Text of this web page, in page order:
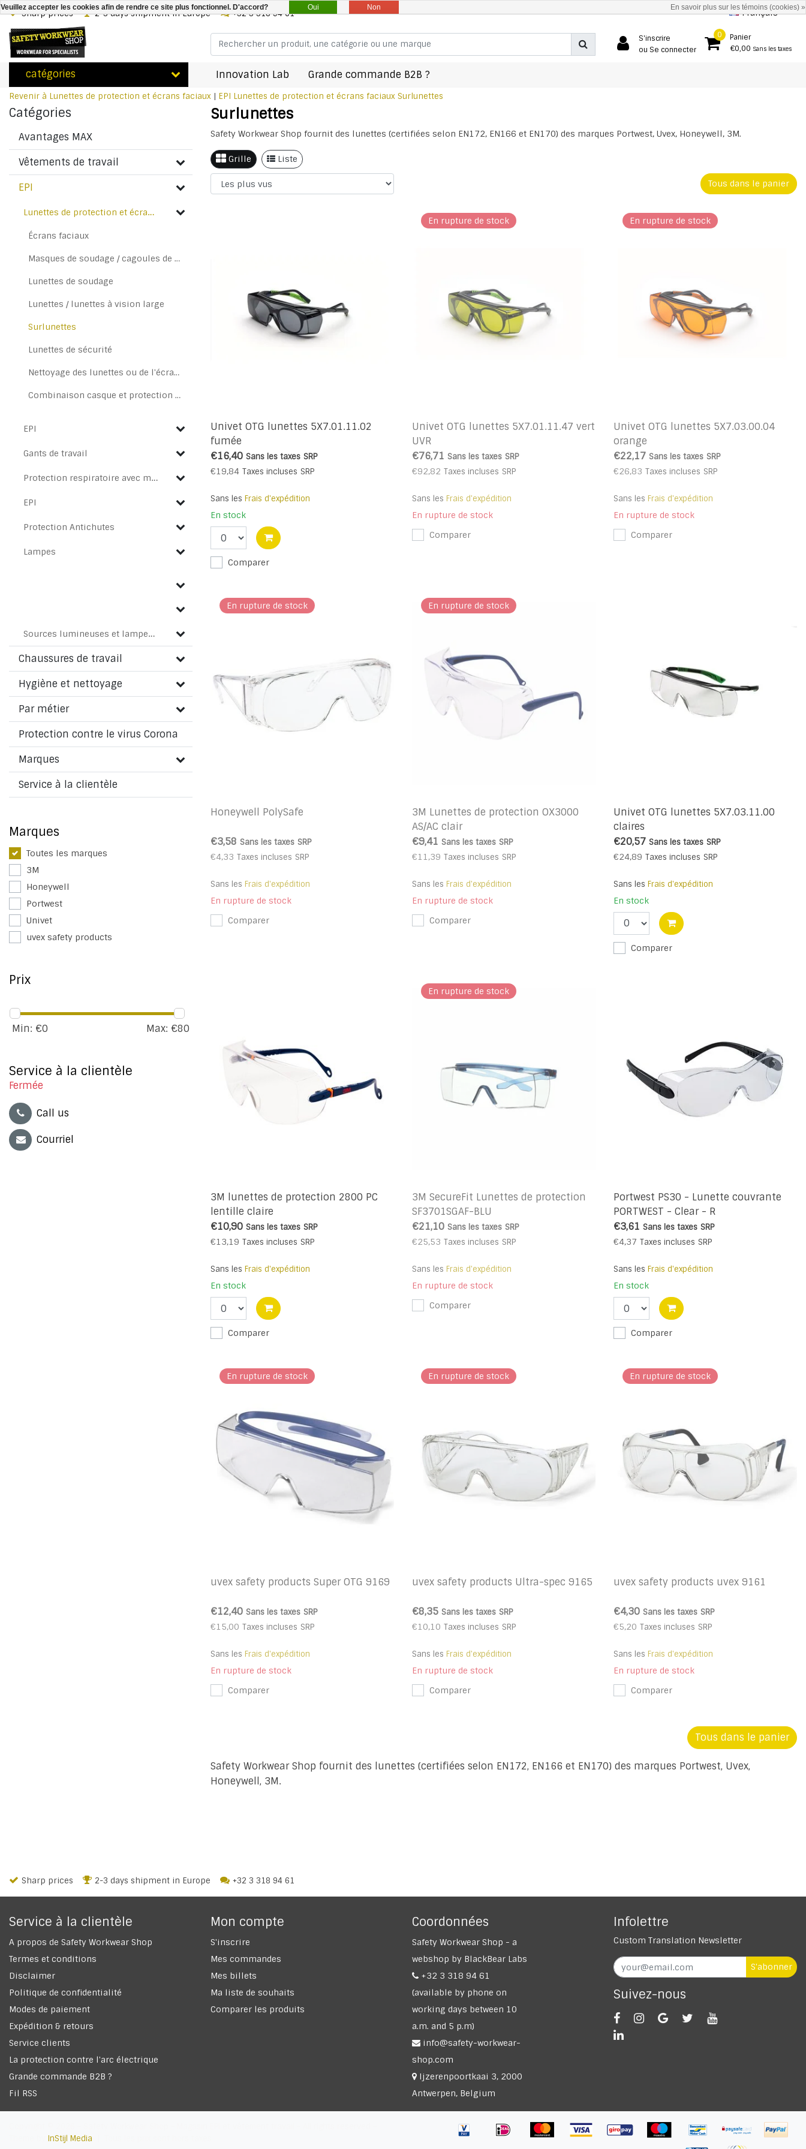
Sharp prices 2-3 days shipment in Europe +32 3 318 94 61 Français
S'inscrire
ou Se connecter
0
Panier
€0,00 Sans les taxes
catégories Innovation Lab Grande commande B2B ?
Revenir à Lunettes de protection et écrans faciaux | EPI Lunettes de protection et écrans faciaux Surlunettes
Catégories
Avantages MAX
Vêtements de travail
EPI
Lunettes de protection et écrans faciaux
Écrans faciaux
Masques de soudage / cagoules de soudage
Lunettes de soudage
Lunettes / lunettes à vision large
Surlunettes
Lunettes de sécurité
Nettoyage des lunettes ou de l'écran et des accessoires
Combinaison casque et protection oculaire
EPI
Gants de travail
Protection respiratoire avec masques buccaux et masques faciaux
EPI
Protection Antichutes
Lampes
Sources lumineuses et lampes de poche
Chaussures de travail
Hygiène et nettoyage
Par métier
Protection contre le virus Corona
Marques
Service à la clientèle
Marques
Toutes les marques
3M
Honeywell
Portwest
Univet
uvex safety products
Prix
Min: €0 Max: €80
Service à la clientèle
Fermée
Call us
Courriel
Surlunettes
Safety Workwear Shop fournit des lunettes (certifiées selon EN172, EN166 et EN170) des marques Portwest, Uvex, Honeywell, 3M.
Grille Liste
Tous dans le panier
Univet OTG lunettes 5X7.01.11.02
fumée
€16,40 Sans les taxes SRP
€19,84 Taxes incluses SRP
Sans les Frais d'expédition
En stock
Comparer
En rupture de stock
Univet OTG lunettes 5X7.01.11.47 vert
UVR
€76,71 Sans les taxes SRP
€92,82 Taxes incluses SRP
Sans les Frais d'expédition
En rupture de stock
Comparer
En rupture de stock
Univet OTG lunettes 5X7.03.00.04
orange
€22,17 Sans les taxes SRP
€26,83 Taxes incluses SRP
Sans les Frais d'expédition
En rupture de stock
Comparer
En rupture de stock
Honeywell PolySafe
€3,58 Sans les taxes SRP
€4,33 Taxes incluses SRP
Sans les Frais d'expédition
En rupture de stock
Comparer
En rupture de stock
3M Lunettes de protection OX3000
AS/AC clair
€9,41 Sans les taxes SRP
€11,39 Taxes incluses SRP
Sans les Frais d'expédition
En rupture de stock
Comparer
Univet OTG lunettes 5X7.03.11.00
claires
€20,57 Sans les taxes SRP
€24,89 Taxes incluses SRP
Sans les Frais d'expédition
En stock
Comparer
3M lunettes de protection 2800 PC
lentille claire
€10,90 Sans les taxes SRP
€13,19 Taxes incluses SRP
Sans les Frais d'expédition
En stock
Comparer
En rupture de stock
3M SecureFit Lunettes de protection
SF3701SGAF-BLU
€21,10 Sans les taxes SRP
€25,53 Taxes incluses SRP
Sans les Frais d'expédition
En rupture de stock
Comparer
Portwest PS30 - Lunette couvrante
PORTWEST - Clear - R
€3,61 Sans les taxes SRP
€4,37 Taxes incluses SRP
Sans les Frais d'expédition
En stock
Comparer
En rupture de stock
uvex safety products Super OTG 9169
€12,40 Sans les taxes SRP
€15,00 Taxes incluses SRP
Sans les Frais d'expédition
En rupture de stock
Comparer
En rupture de stock
uvex safety products Ultra-spec 9165
€8,35 Sans les taxes SRP
€10,10 Taxes incluses SRP
Sans les Frais d'expédition
En rupture de stock
Comparer
En rupture de stock
uvex safety products uvex 9161
€4,30 Sans les taxes SRP
€5,20 Taxes incluses SRP
Sans les Frais d'expédition
En rupture de stock
Comparer
Tous dans le panier
Safety Workwear Shop fournit des lunettes (certifiées selon EN172, EN166 et EN170) des marques Portwest, Uvex,
Honeywell, 3M.
Sharp prices 2-3 days shipment in Europe +32 3 318 94 61
Service à la clientèle
A propos de Safety Workwear Shop
Termes et conditions
Disclaimer
Politique de confidentialité
Modes de paiement
Expédition & retours
Service clients
La protection contre l'arc électrique
Grande commande B2B ?
Fil RSS
Mon compte
S'inscrire
Mes commandes
Mes billets
Ma liste de souhaits
Comparer les produits
Coordonnées
Safety Workwear Shop - a
webshop by BlackBear Labs
+32 3 318 94 61
(available by phone on
working days between 10
a.m. and 5 p.m)
info@safety-workwear-
shop.com
Ijzerenpoortkaai 3, 2000
Antwerpen, Belgium
Infolettre
Custom Translation Newsletter
S'abonner
Suivez-nous
InStijl Media
Veuillez accepter les cookies afin de rendre ce site plus fonctionnel. D'accord? Oui Non En savoir plus sur les témoins (cookies) »